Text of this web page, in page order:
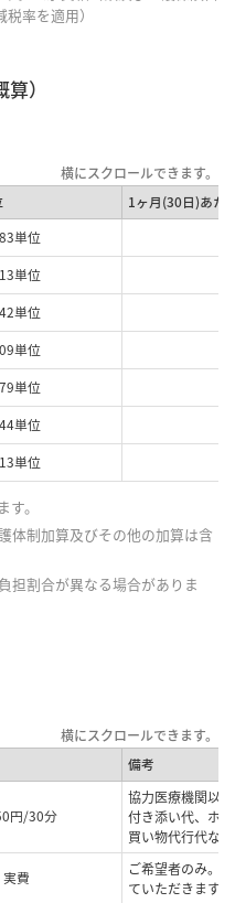
率を適用）
）
1ヶ月(30日)あた
単位
単位
単位
単位
単位
単位
単位
。
体制加算及びその他の加算は含
担割合が異なる場合がありま
備考
円/30分
協力医療機関以
付き添い代、ホ
買い物代行代な
実費
ご希望者のみ。
ていただきます。